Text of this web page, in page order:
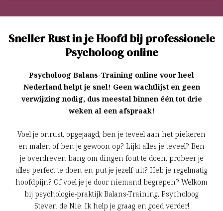
Sneller Rust in je Hoofd bij professionele
Psycholoog online
Psycholoog Balans-Training online voor heel
Nederland helpt je snel! Geen wachtlijst en geen
verwijzing nodig, dus meestal binnen één tot drie
weken al een afspraak!
Voel je onrust, opgejaagd, ben je teveel aan het piekeren
en malen of ben je gewoon op? Lijkt alles je teveel? Ben
je overdreven bang om dingen fout te doen, probeer je
alles perfect te doen en put je jezelf uit? Heb je regelmatig
hoofdpijn? Of voel je je door niemand begrepen? Welkom
bij psychologie-praktijk Balans-Training, Psycholoog
Steven de Nie. Ik help je graag en goed verder!